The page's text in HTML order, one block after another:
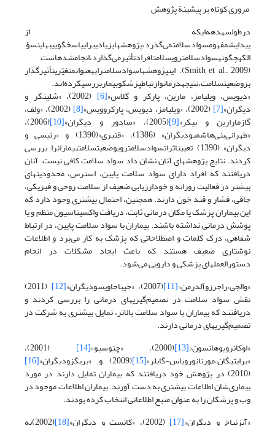
مروری کوتاه بر پیشینة پژوهش
درطولسهدهه‌ایکه از
پیدایشمفهومسوادسلامتمی‌گذرد،پژوهشهایزیادیبرایپاسخگوییبهاینسؤ
الکهچگونهسوادسلامترویسلامتافرادتأثیرمی‌گذارد،انجامشدهاست
(Smith et al., 2009). اینپژوهشهاسوادسلامترابهعنوانمتغیّریتأثیرگذار
بروضعیتسلامت،نتیجهدرمانوارتباطپزشکوبیماربررسیکرده‌اند.
«دیویس، ویلیامز، مارین، پارکر و گلاس»[6] (2002)، «شلینگر و
دیگران»[7] (2002)، «ویلیامز، دیویس، پارکروویس» [8] (2002)، «ولف،
گازمارارین و بیکر»[9] (2005)، «سادور و دیگران» [10] (2006)،
«طهرانی‌بنی‌هاشمیودیگران» (1386)، «قنبری»(1390) و «رئیسی و
دیگران» (1390) تعییناثراتسوادسلامترویوضعیتسلامتبیمارانرا بررسی
کردند. نتایج پژوهشهای آنان نشان داد سواد سلامت کافی نیست. آنان
دریافتند که افراد دارای سواد سلامت پایین، استرس، محدودیتهای
بیشتر در فعالیت روزانه و خودارزیابی ضعیف از سلامت روحی و فیزیکی،
چاقی، فشار و قند خون دارند. همچنین، احتمال بیشتری وجود دارد که
این بیماران پزشک یا مکان درمانی ثابت، دریافت واکسیناسیون منظم و یا
پوشش درمانی نداشته باشند. بیماران با سواد سلامت پایین، در ارتباط
شفاهی، درک کلمات و اصطلاحاتی که پزشک به کار می‌برد و اطلاعات
نوشتاری ضعیف هستند که باعث ایجاد مشکلات در انجام
دستورالعملهای پزشکی و دارویی می‌شود.
«والجی،راجرزوآلدرمن»[11] (2007)، «جیباجا‌ویسودیگران» [12]
(2011)
نقش سواد سلامت در تصمیم‌گیریهای درمانی را بررسی کردند و
دریافتند که بیماران با سواد سلامت بالاتر، تمایل بیشتری به شرکت در
تصمیم‌گیریهای درمانی دارند.
«اوکانرویوهانسون»[13] (2000)، «چنوسیو» [14] (2001)،
«برایتیگان،مورنانورویاس-گایلر»[15] (2009) و «بریگزودیگران» [16]
(2010) در پژوهش خود دریافتند که بیماران تمایل دارند در مورد
بیماری‌شان اطلاعات بیشتری به دست آورند. بیماران اطلاعات موجود در
وب و پزشکان را به عنوان منبع اطلاعاتی انتخاب کرده بودند.
«آیزنباخ و دیگران»[17] (2002)، «کانست و دیگران» [18] (2002)به